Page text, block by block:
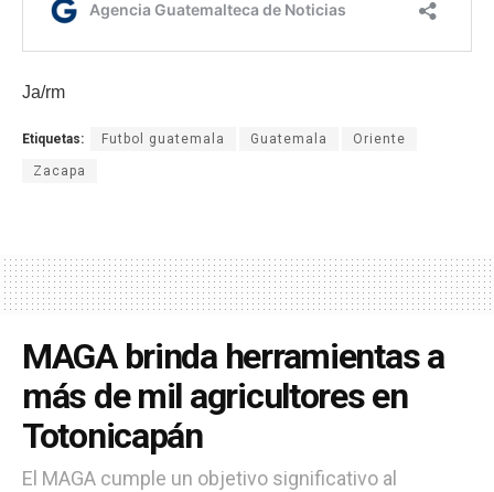
Ja/rm
Etiquetas: Futbol guatemala Guatemala Oriente
Zacapa
MAGA brinda herramientas a
más de mil agricultores en
Totonicapán
El MAGA cumple un objetivo significativo al